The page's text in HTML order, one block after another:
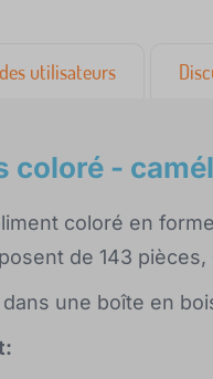
utilisateurs
coloré -
coloré en
de 143
une boîte en